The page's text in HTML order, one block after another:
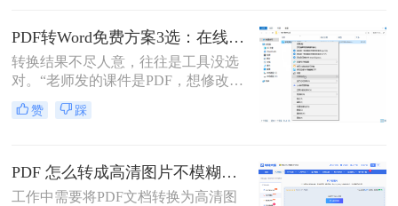
PDF转为Word文档时，最崩溃的瞬
间。一份精心排版的PDF报告，转换
后却变成需要“二次加工”的混乱文
档，不仅浪费时间，更可能引发关键
信息错漏的风险。那么pdf转word怎么
保留原排版呢？
PDF转Word免费方案3选：在线免费额度、客户端试用和Word自带的区别！
转换结果不尽人意，往往是工具没选
对。“老师发的课件是PDF，想修改内
容怎么办？”“客户发来的合同是
PDF，需要调整条款怎么处理？”从事
的“灵魂拷问”。
赞 踩
PDF 怎么转成高清图片不模糊？5种高清转换方法（2026实测指南）
工作中需要将PDF文档转换为高清图